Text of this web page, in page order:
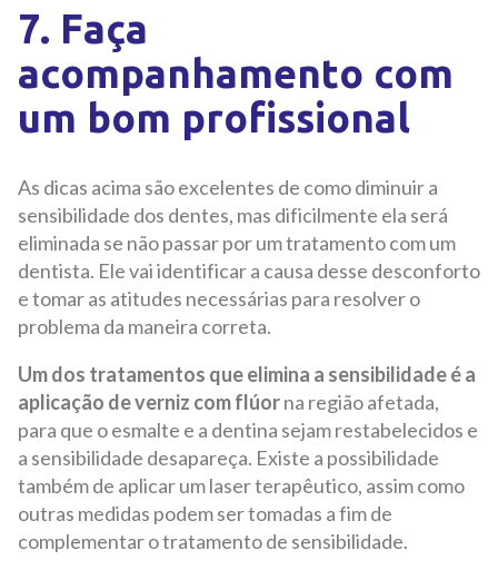
7. Faça
acompanhamento com
um bom profissional
As dicas acima são excelentes de como diminuir a
sensibilidade dos dentes, mas dificilmente ela será
eliminada se não passar por um tratamento com um
dentista. Ele vai identificar a causa desse desconforto
e tomar as atitudes necessárias para resolver o
problema da maneira correta.
Um dos tratamentos que elimina a sensibilidade é a
aplicação de verniz com flúorna região afetada,
para que o esmalte e a dentina sejam restabelecidos e
a sensibilidade desapareça. Existe a possibilidade
também de aplicar um laser terapêutico, assim como
outras medidas podem ser tomadas a fim de
complementar o tratamento de sensibilidade.